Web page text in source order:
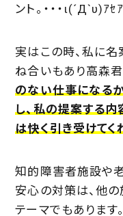
ント。・・・ι(´Д`υ)ｱｾ
実はこの時、私に名
ね合いもあり高森君
のない仕事になる
し、私の提案する内
は快く引き受けてく
知的障害者施設や
安心の対策は、他
テーマでもあります